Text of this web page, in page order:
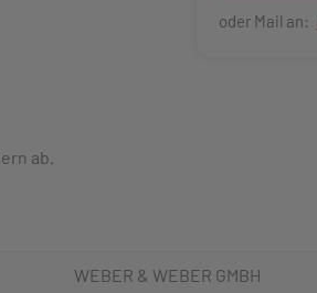
oder Mail an:
ab.
WEBER & WEBER GMBH